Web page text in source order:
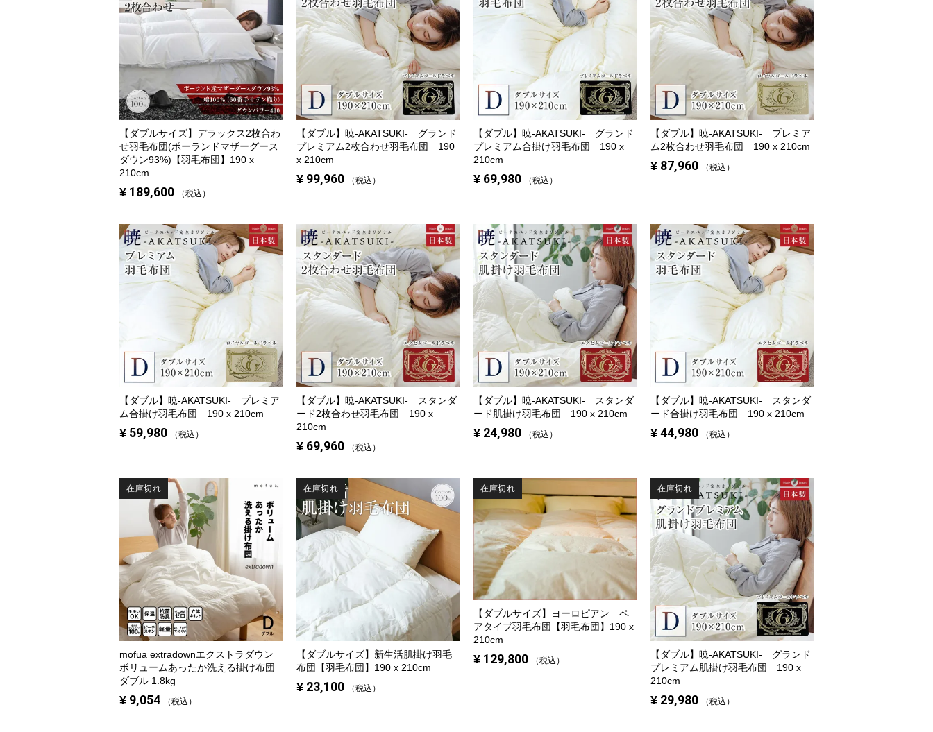
【ダブルサイズ】 デラックス2枚合わ
せ羽毛布団(ポーランドマザーグース
ダウン93%)【羽毛布団】190 x
210cm
¥ 189,600 税込
【ダブル】 暁-AKATSUKI- グランド
プレミアム2枚合わせ羽毛布団 190
x 210cm
¥ 99,960 税込
【ダブル】 暁-AKATSUKI- グランド
プレミアム合掛け羽毛布団 190 x
210cm
¥ 69,980 税込
【ダブル】 暁-AKATSUKI- プレミア
ム2枚合わせ羽毛布団 190 x 210cm
¥ 87,960 税込
【ダブル】 暁-AKATSUKI- プレミア
ム合掛け羽毛布団 190 x 210cm
¥ 59,980 税込
【ダブル】 暁-AKATSUKI- スタンダ
ード2枚合わせ羽毛布団 190 x
210cm
¥ 69,960 税込
【ダブル】 暁-AKATSUKI- スタンダ
ード肌掛け羽毛布団 190 x 210cm
¥ 24,980 税込
【ダブル】 暁-AKATSUKI- スタンダ
ード合掛け羽毛布団 190 x 210cm
¥ 44,980 税込
mofua extradownエクストラダウン
ボリュームあったか洗える掛け布団
ダブル 1.8kg
¥ 9,054 税込
在庫切れ
【ダブルサイズ】 新生活肌掛け羽毛
布団【羽毛布団】190 x 210cm
¥ 23,100 税込
在庫切れ
【ダブルサイズ】
ヨーロピアン ペ
アタイプ羽毛布団【羽毛布団】190 x
210cm
¥ 129,800 税込
在庫切れ
【ダブル】 暁-AKATSUKI- グランド
プレミアム肌掛け羽毛布団 190 x
210cm
¥ 29,980 税込
在庫切れ